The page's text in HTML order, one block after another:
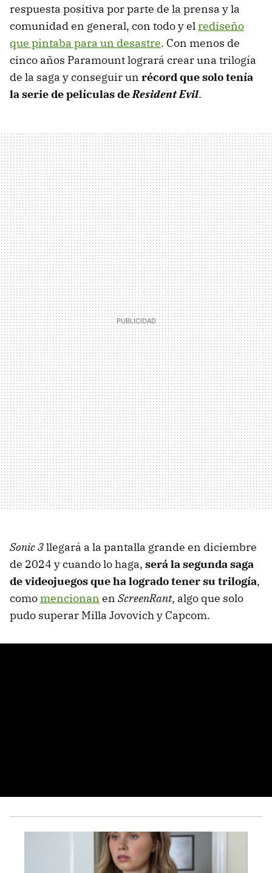
respuesta positiva por parte de la prensa y la
comunidad en general, con todo y elrediseño
que pintaba para un desastre. Con menos de
cinco años Paramount logrará crear una trilogía
de la saga y conseguir un récord que solo tenía
la serie de películas deResident Evil.
Sonic 3llegará a la pantalla grande en diciembre
de 2024 y cuando lo haga, será la segunda saga
de videojuegos que ha logrado tener su trilogía,
comomencionan en ScreenRant, algo que solo
pudo superar Milla Jovovich y Capcom.